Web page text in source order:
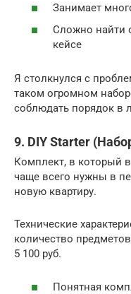
Занимает
Сложно найти
кейсе
Я столкнулся с
таком огромном
соблюдать порядок в
9. DIY Starter
Комплект, в который
чаще всего нужны в
новую квартиру.
Технические
количество
5 100 руб.
Понятная